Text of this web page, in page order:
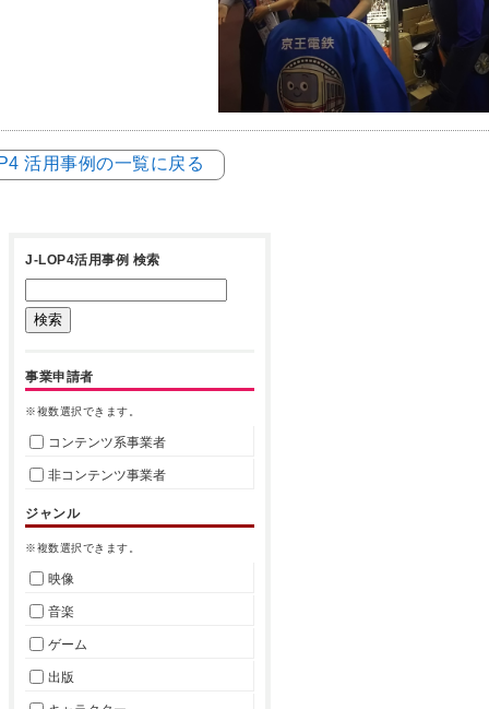
活用事例の一覧に戻る
J-LOP4活用事例 検索
事業申請者
※複数選択できます。
コンテンツ系事業者
非コンテンツ事業者
ジャンル
※複数選択できます。
映像
音楽
ゲーム
出版